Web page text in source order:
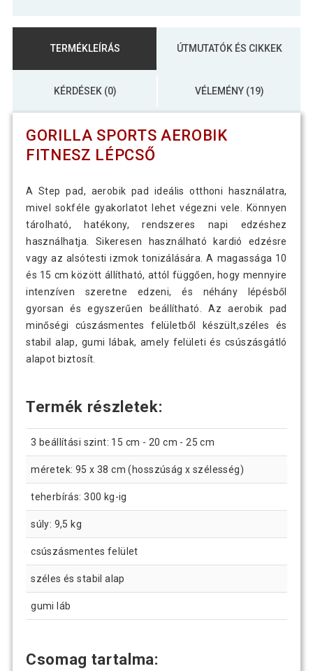
TERMÉKLEÍRÁS ÚTMUTATÓK ÉS CIKKEK
KÉRDÉSEK (0) VÉLEMÉNY (19)
GORILLA SPORTS AEROBIK
FITNESZ LÉPCSŐ
A Step pad, aerobik pad ideális otthoni használatra,
mivel sokféle gyakorlatot lehet végezni vele. Könnyen
tárolható, hatékony, rendszeres napi edzéshez
használhatja. Sikeresen használható kardió edzésre
vagy az alsótesti izmok tonizálására. A magassága 10
és 15 cm között állítható, attól függően, hogy mennyire
intenzíven szeretne edzeni, és néhány lépésből
gyorsan és egyszerűen beállítható. Az aerobik pad
minőségi cúszásmentes felületből készült,széles és
stabil alap, gumi lábak, amely felületi és csúszásgátló
alapot biztosít.
Termék részletek:
3 beállítási szint: 15 cm - 20 cm - 25 cm
méretek: 95 x 38 cm (hosszúság x szélesség)
teherbírás: 300 kg-ig
súly: 9,5 kg
csúszásmentes felület
széles és stabil alap
gumi láb
Csomag tartalma: